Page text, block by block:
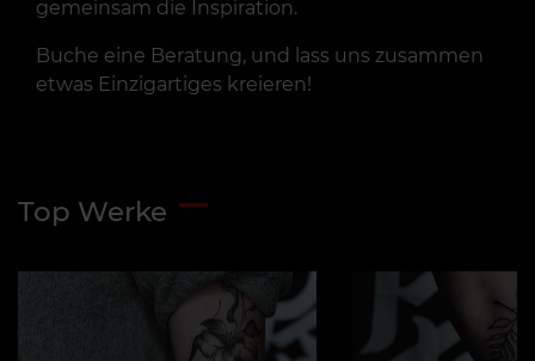
gemeinsam die Inspiration.
Buche eine Beratung, und lass uns zusammen
etwas Einzigartiges kreieren!
Top Werke